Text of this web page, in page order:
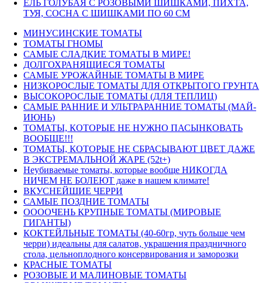
ЕЛЬ ГОЛУБАЯ С РОЗОВЫМИ ШИШКАМИ, ПИХТА,
ТУЯ, СОСНА С ШИШКАМИ ПО 60 СМ
МИНУСИНСКИЕ ТОМАТЫ
ТОМАТЫ ГНОМЫ
САМЫЕ СЛАДКИЕ ТОМАТЫ В МИРЕ!
ДОЛГОХРАНЯЩИЕСЯ ТОМАТЫ
САМЫЕ УРОЖАЙНЫЕ ТОМАТЫ В МИРЕ
НИЗКОРОСЛЫЕ ТОМАТЫ ДЛЯ ОТКРЫТОГО ГРУНТА
ВЫСОКОРОСЛЫЕ ТОМАТЫ (ДЛЯ ТЕПЛИЦ)
САМЫЕ РАННИЕ И УЛЬТРАРАННИЕ ТОМАТЫ (МАЙ-
ИЮНЬ)
ТОМАТЫ, КОТОРЫЕ НЕ НУЖНО ПАСЫНКОВАТЬ
ВООБЩЕ!!!
ТОМАТЫ, КОТОРЫЕ НЕ СБРАСЫВАЮТ ЦВЕТ ДАЖЕ
В ЭКСТРЕМАЛЬНОЙ ЖАРЕ (52t+)
Неубиваемые томаты, которые вообще НИКОГДА
НИЧЕМ НЕ БОЛЕЮТ даже в нашем климате!
ВКУСНЕЙШИЕ ЧЕРРИ
САМЫЕ ПОЗДНИЕ ТОМАТЫ
ООООЧЕНЬ КРУПНЫЕ ТОМАТЫ (МИРОВЫЕ
ГИГАНТЫ)
КОКТЕЙЛЬНЫЕ ТОМАТЫ (40-60гр, чуть больше чем
черри) идеальны для салатов, украшения праздничного
стола, цельноплодного консервирования и заморозки
КРАСНЫЕ ТОМАТЫ
РОЗОВЫЕ И МАЛИНОВЫЕ ТОМАТЫ